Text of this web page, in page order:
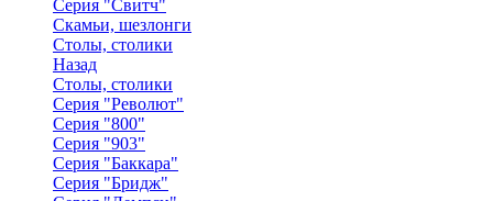
Серия "Свитч"
Скамьи, шезлонги
Столы, столики
Назад
Столы, столики
Серия "Револют"
Серия "800"
Серия "903"
Серия "Баккара"
Серия "Бридж"